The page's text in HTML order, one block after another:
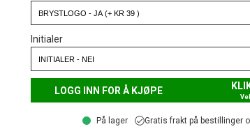
Initialer
LOGG INN FOR Å KJØPE
På lager
Gratis frakt på bestillinger